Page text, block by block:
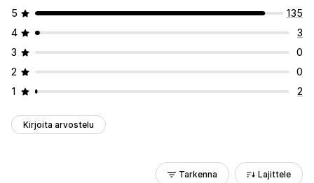
5
135
4
3
3
0
2
0
1
2
Kirjoita arvostelu
Tarkenna Lajittele